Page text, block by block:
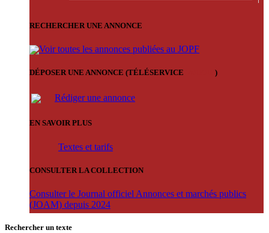
RECHERCHER UNE ANNONCE
Voir toutes les annonces publiées au JOPF
DÉPOSER UNE ANNONCE (TÉLÉSERVICE )
Rédiger une annonce
EN SAVOIR PLUS
Textes et tarifs
CONSULTER LA COLLECTION
Consulter le Journal officiel Annonces et marchés publics
(JOAM) depuis 2024
Rechercher un texte